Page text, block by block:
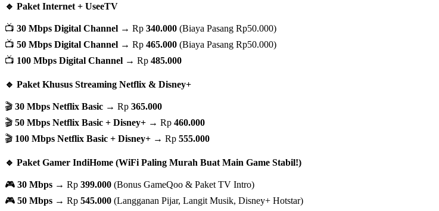
🔹 Paket Internet + UseeTV
📺 30 Mbps Digital Channel → Rp 340.000 (Biaya Pasang Rp50.000)
📺 50 Mbps Digital Channel → Rp 465.000 (Biaya Pasang Rp50.000)
📺 100 Mbps Digital Channel → Rp 485.000
🔹 Paket Khusus Streaming Netflix & Disney+
🎬 30 Mbps Netflix Basic → Rp 365.000
🎬 50 Mbps Netflix Basic + Disney+ → Rp 460.000
🎬 100 Mbps Netflix Basic + Disney+ → Rp 555.000
🔹 Paket Gamer IndiHome (WiFi Paling Murah Buat Main Game Stabil!)
🎮 30 Mbps → Rp 399.000 (Bonus GameQoo & Paket TV Intro)
🎮 50 Mbps → Rp 545.000 (Langganan Pijar, Langit Musik, Disney+ Hotstar)